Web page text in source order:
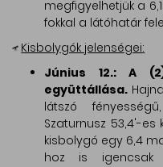
megfigyelhetjük a
fokkal a látóhatár
Kisbolygók jelenségei:
Június 12.: A
együttállása.
látszó
Szaturnusz 53,4'-es
kisbolygó egy 6,4
hoz is igencsak